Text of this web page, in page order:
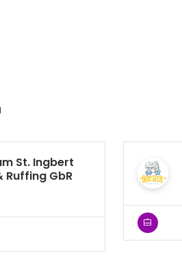
St. Ingbert
GbR